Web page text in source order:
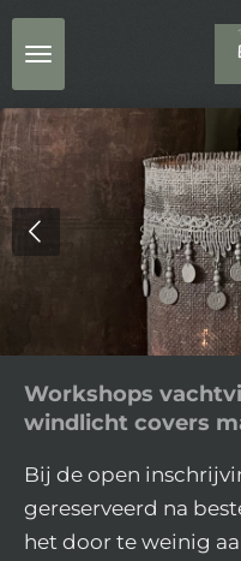
Ga
direct
naar
de
hoofdinhoud
Workshops
windlicht covers
Bij de open
gereserveerd na
het door te weinig